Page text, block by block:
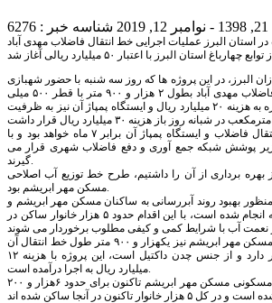
شناسه خبر : 6276
استان البرز عملیات اجرایی خط انتقال فاضلاب مهدی آباد
البرز، در این پروژه ها که روز سه شنبه با حضور شهبازی
آغاز شد، اجرای خط انتقال فاضلاب مهدی آباد بطول ۲ هزار و ۹۰۰ متر با قطر ۵۰۰ میلی
متر از جنس پلی اتیلن دوجداره به هزینه ۲۰ میلیارد ریال و ایستگاه پمپاژ آن نیز به ظرفیت
مدت زمان اجرای این خط انتقال فاضلاب و ایستگاه پمپاژ آن برابر ۷ ماه خواهد بود و با
۳۰ هزار نفر زیر پوشش شبکه جمع آوری و دفع فاضلاب شهری قرار می
گیرند.
بهره برداری از آن را داشتیم، طرح خط توزیع آب اصلاحی
مسکن مهر ابریشم بود.
بهبود روند آبررسانی به ساکنان مسکن مهر ابریشم و
تعدیل فشار مناسب در شبکه انجام شده است، با این اقدام حدود ۵ هزار خانوار ساکن در
پروژه خط توزیع آب اصلاحی مسکن مهر ابریشم نیز یکهزار و ۹۰۰ متر طول خط انتقال آن
است که ۲۵۰ میلی متر قطر دارد و از جنس چدن داکتیل است، این پروژه با هزینه ۱۲
میلیارد ریال به اجرا درآمده است.
از مجموع ۸هزار و ۲۰۰ واحد مسکونی مسکن مهر ابریشم تاکنون برای حدود ۶هزار و ۲۰۰